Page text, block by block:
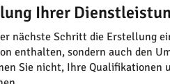
Ihrer
nächste Schritt die Erstellung
enthalten, sondern auch den
Sie nicht, Ihre Qualifikationen